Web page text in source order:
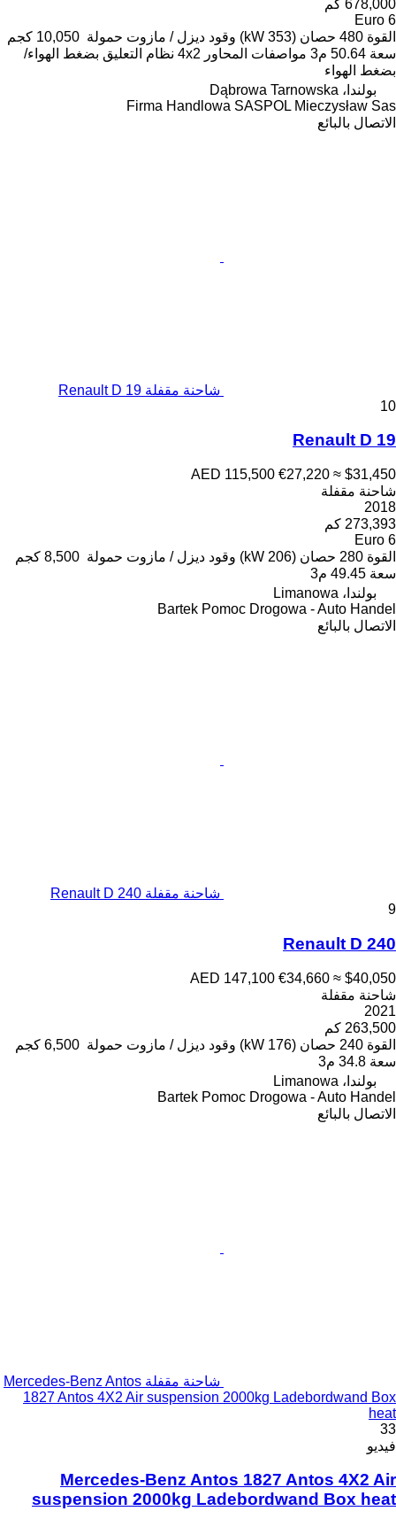
678,000 كم
Euro 6
القوة 480 حصان (353 kW) وقود ديزل / مازوت حمولة 10,050 كجم
سعة 50.64 م3 مواصفات المحاور 4x2 نظام التعليق بضغط الهواء/
بضغط الهواء
بولندا، Dąbrowa Tarnowska
Firma Handlowa SASPOL Mieczysław Sas
الاتصال بالبائع
شاحنة مقفلة Renault D 19
10
Renault D 19
AED 115,500 €27,220 ≈ $31,450
شاحنة مقفلة
2018
273,393 كم
Euro 6
القوة 280 حصان (206 kW) وقود ديزل / مازوت حمولة 8,500 كجم
سعة 49.45 م3
بولندا، Limanowa
Bartek Pomoc Drogowa - Auto Handel
الاتصال بالبائع
شاحنة مقفلة Renault D 240
9
Renault D 240
AED 147,100 €34,660 ≈ $40,050
شاحنة مقفلة
2021
263,500 كم
القوة 240 حصان (176 kW) وقود ديزل / مازوت حمولة 6,500 كجم
سعة 34.8 م3
بولندا، Limanowa
Bartek Pomoc Drogowa - Auto Handel
الاتصال بالبائع
شاحنة مقفلة Mercedes-Benz Antos
1827 Antos 4X2 Air suspension 2000kg Ladebordwand Box
heat
33
فيديو
Mercedes-Benz Antos 1827 Antos 4X2 Air
suspension 2000kg Ladebordwand Box heat